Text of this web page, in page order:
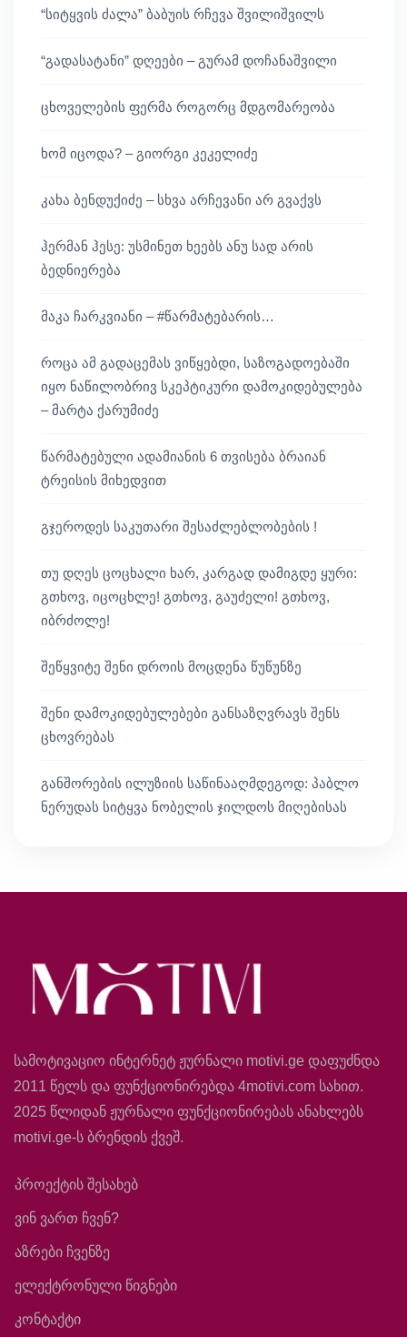
“სიტყვის ძალა” ბაბუის რჩევა შვილიშვილს
“გადასატანი” დღეები – გურამ დოჩანაშვილი
ცხოველების ფერმა როგორც მდგომარეობა
ხომ იცოდა? – გიორგი კეკელიძე
კახა ბენდუქიძე – სხვა არჩევანი არ გვაქვს
ჰერმან ჰესე: უსმინეთ ხეებს ანუ სად არის
ბედნიერება
მაკა ჩარკვიანი – #წარმატებარის…
როცა ამ გადაცემას ვიწყებდი, საზოგადოებაში
იყო ნაწილობრივ სკეპტიკური დამოკიდებულება
– მარტა ქარუმიძე
წარმატებული ადამიანის 6 თვისება ბრაიან
ტრეისის მიხედვით
გჯეროდეს საკუთარი შესაძლებლობების !
თუ დღეს ცოცხალი ხარ, კარგად დამიგდე ყური:
გთხოვ, იცოცხლე! გთხოვ, გაუძელი! გთხოვ,
იბრძოლე!
შეწყვიტე შენი დროის მოცდენა წუწუნზე
შენი დამოკიდებულებები განსაზღვრავს შენს
ცხოვრებას
განშორების ილუზიის საწინააღმდეგოდ: პაბლო
ნერუდას სიტყვა ნობელის ჯილდოს მიღებისას
სამოტივაციო ინტერნეტ ჟურნალი motivi.ge დაფუძნდა
2011 წელს და ფუნქციონირებდა 4motivi.com სახით.
2025 წლიდან ჟურნალი ფუნქციონირებას ანახლებს
motivi.ge-ს ბრენდის ქვეშ.
პროექტის შესახებ
ვინ ვართ ჩვენ?
აზრები ჩვენზე
ელექტრონული წიგნები
კონტაქტი